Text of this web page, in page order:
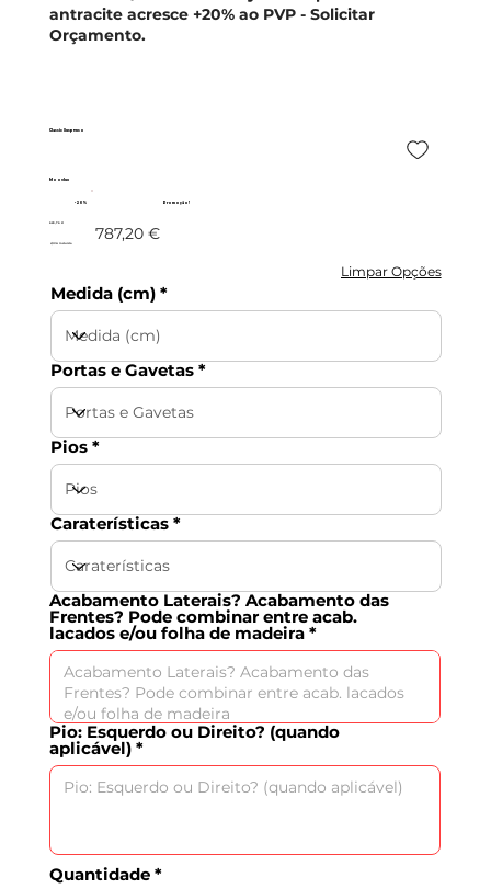
Classic Suspenso
Moovlux
Promoção!
- 20%
629,76 € 787,20 €
c/IVA incluído
Limpar Opções
Medida (cm)
Portas e Gavetas
Pios
Caraterísticas
Acabamento Laterais? Acabamento das
Frentes? Pode combinar entre acab.
lacados e/ou folha de madeira
Pio: Esquerdo ou Direito? (quando
aplicável)
Quantidade
antracite acresce +20% ao PVP - Solicitar
Orçamento.